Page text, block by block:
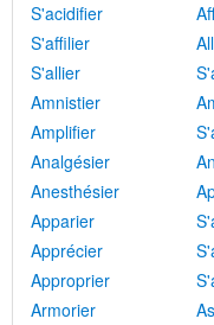
S'acidifier
S'affilier
S'allier
Amnistier
Amplifier
Analgésier
Anesthésier
Apparier
Apprécier
Approprier
Armorier